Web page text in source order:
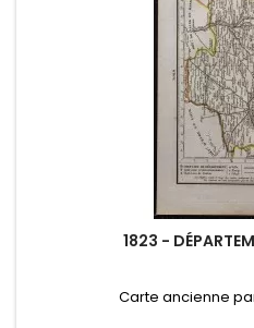
1823 -
Carte ancienne